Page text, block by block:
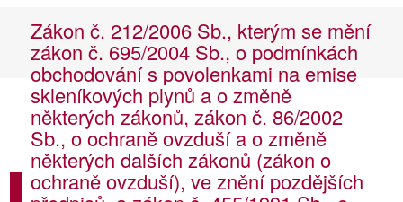
Zákon č. 212/2006 Sb., kterým se mění
zákon č. 695/2004 Sb., o podmínkách
obchodování s povolenkami na emise
skleníkových plynů a o změně
některých zákonů, zákon č. 86/2002
Sb., o ochraně ovzduší a o změně
některých dalších zákonů (zákon o
ochraně ovzduší), ve znění pozdějších